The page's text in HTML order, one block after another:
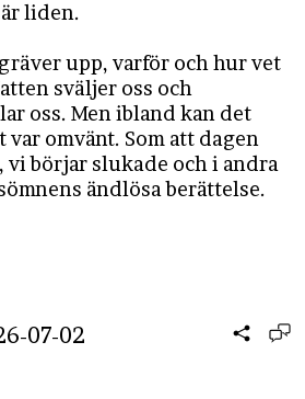
liden.
upp, varför och hur vet
sväljer oss och
oss. Men ibland kan det
var omvänt. Som att dagen
vi börjar slukade och i andra
ändlösa berättelse.
07-02